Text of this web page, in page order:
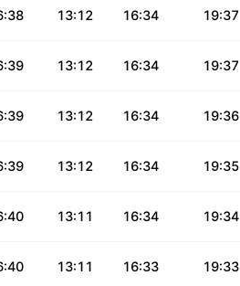
13:12 16:34 19:37
13:12 16:34 19:37
13:12 16:34 19:36
13:12 16:34 19:35
13:11 16:34 19:34
13:11 16:33 19:33